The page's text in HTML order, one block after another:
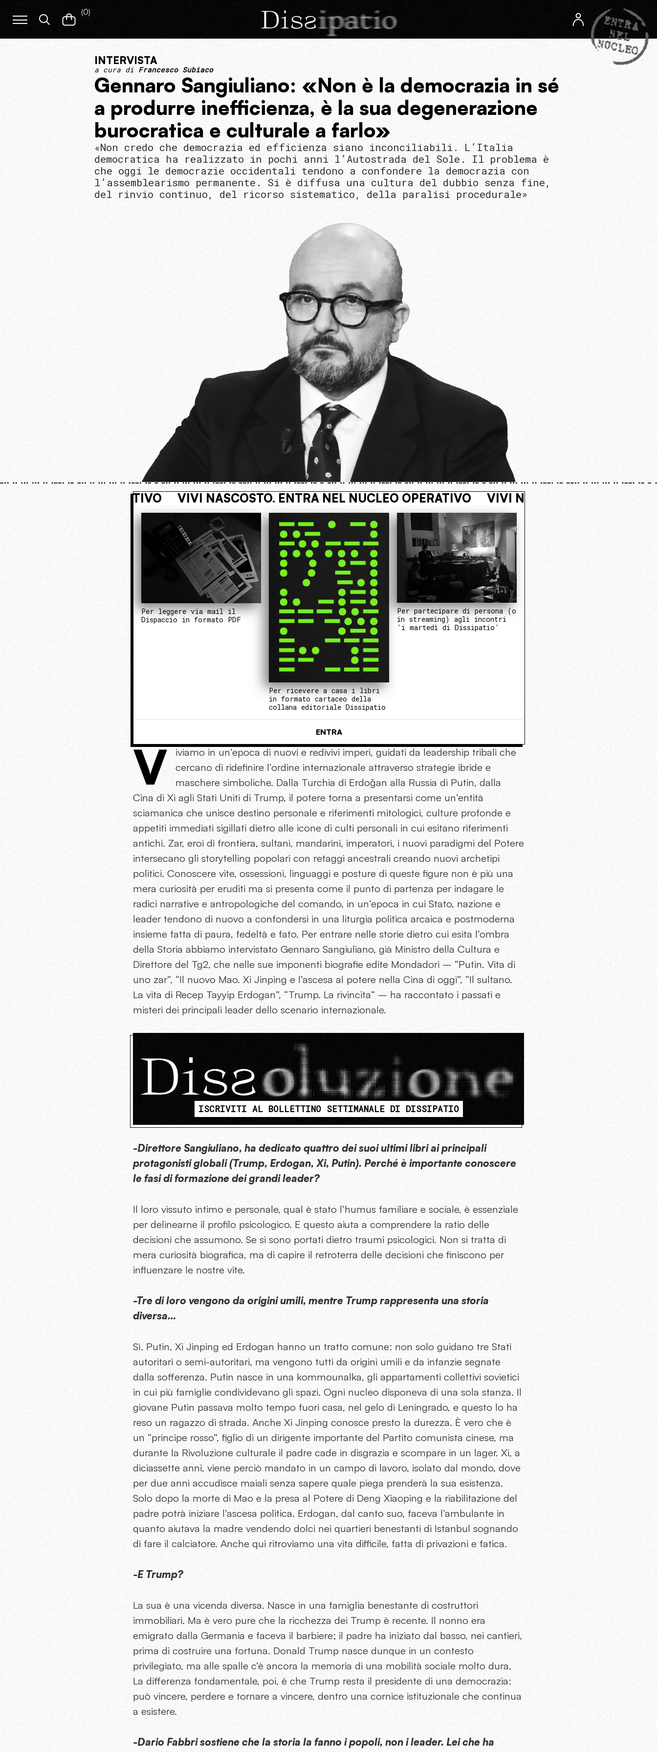
(0)
INTERVISTA
a cura di Francesco Subiaco
Gennaro Sangiuliano: «Non è la democrazia in sé
a produrre inefficienza, è la sua degenerazione
burocratica e culturale a farlo»
«Non credo che democrazia ed efficienza siano inconciliabili. L’Italia
democratica ha realizzato in pochi anni l’Autostrada del Sole. Il problema è
che oggi le democrazie occidentali tendono a confondere la democrazia con
l’assemblearismo permanente. Si è diffusa una cultura del dubbio senza fine,
del rinvio continuo, del ricorso sistematico, della paralisi procedurale»
ENTRA NEL NUCLEO OPERATIVO VIVI NASCOSTO. ENTRA NEL NUCLEO OPERATIVO
Per leggere via mail il
Dispaccio in formato PDF
Per ricevere a casa i libri
in formato cartaceo della
collana editoriale Dissipatio
Per partecipare di persona (o
in streaming) agli incontri
'i martedì di Dissipatio'
ENTRA
V
iviamo in un’epoca di nuovi e redivivi imperi, guidati da leadership tribali che
cercano di ridefinire l’ordine internazionale attraverso strategie ibride e
maschere simboliche. Dalla Turchia di Erdoğan alla Russia di Putin, dalla
Cina di Xi agli Stati Uniti di Trump, il potere torna a presentarsi come un’entità
sciamanica che unisce destino personale e riferimenti mitologici, culture profonde e
appetiti immediati sigillati dietro alle icone di culti personali in cui esitano riferimenti
antichi. Zar, eroi di frontiera, sultani, mandarini, imperatori, i nuovi paradigmi del Potere
intersecano gli storytelling popolari con retaggi ancestrali creando nuovi archetipi
politici. Conoscere vite, ossessioni, linguaggi e posture di queste figure non è più una
mera curiosità per eruditi ma si presenta come il punto di partenza per indagare le
radici narrative e antropologiche del comando, in un’epoca in cui Stato, nazione e
leader tendono di nuovo a confondersi in una liturgia politica arcaica e postmoderna
insieme fatta di paura, fedeltà e fato. Per entrare nelle storie dietro cui esita l’ombra
della Storia abbiamo intervistato Gennaro Sangiuliano, già Ministro della Cultura e
Direttore del Tg2, che nelle sue imponenti biografie edite Mondadori – “Putin. Vita di
uno zar”, “Il nuovo Mao. Xi Jinping e l’ascesa al potere nella Cina di oggi”, “Il sultano.
La vita di Recep Tayyip Erdogan”, “Trump. La rivincita” – ha raccontato i passati e
misteri dei principali leader dello scenario internazionale.
ISCRIVITI AL BOLLETTINO SETTIMANALE DI DISSIPATIO
-Direttore Sangiuliano, ha dedicato quattro dei suoi ultimi libri ai principali
protagonisti globali (Trump, Erdogan, Xi, Putin). Perché è importante conoscere
le fasi di formazione dei grandi leader?
Il loro vissuto intimo e personale, qual è stato l’humus familiare e sociale, è essenziale
per delinearne il profilo psicologico. E questo aiuta a comprendere la ratio delle
decisioni che assumono. Se si sono portati dietro traumi psicologici. Non si tratta di
mera curiosità biografica, ma di capire il retroterra delle decisioni che finiscono per
influenzare le nostre vite.
-Tre di loro vengono da origini umili, mentre Trump rappresenta una storia
diversa…
Sì. Putin, Xi Jinping ed Erdogan hanno un tratto comune: non solo guidano tre Stati
autoritari o semi-autoritari, ma vengono tutti da origini umili e da infanzie segnate
dalla sofferenza. Putin nasce in una kommounalka, gli appartamenti collettivi sovietici
in cui più famiglie condividevano gli spazi. Ogni nucleo disponeva di una sola stanza. Il
giovane Putin passava molto tempo fuori casa, nel gelo di Leningrado, e questo lo ha
reso un ragazzo di strada. Anche Xi Jinping conosce presto la durezza. È vero che è
un “principe rosso”, figlio di un dirigente importante del Partito comunista cinese, ma
durante la Rivoluzione culturale il padre cade in disgrazia e scompare in un lager. Xi, a
diciassette anni, viene perciò mandato in un campo di lavoro, isolato dal mondo, dove
per due anni accudisce maiali senza sapere quale piega prenderà la sua esistenza.
Solo dopo la morte di Mao e la presa al Potere di Deng Xiaoping e la riabilitazione del
padre potrà iniziare l’ascesa politica. Erdogan, dal canto suo, faceva l’ambulante in
quanto aiutava la madre vendendo dolci nei quartieri benestanti di Istanbul sognando
di fare il calciatore. Anche qui ritroviamo una vita difficile, fatta di privazioni e fatica.
-E Trump?
La sua è una vicenda diversa. Nasce in una famiglia benestante di costruttori
immobiliari. Ma è vero pure che la ricchezza dei Trump è recente. Il nonno era
emigrato dalla Germania e faceva il barbiere; il padre ha iniziato dal basso, nei cantieri,
prima di costruire una fortuna. Donald Trump nasce dunque in un contesto
privilegiato, ma alle spalle c’è ancora la memoria di una mobilità sociale molto dura.
La differenza fondamentale, poi, è che Trump resta il presidente di una democrazia:
può vincere, perdere e tornare a vincere, dentro una cornice istituzionale che continua
a esistere.
-Dario Fabbri sostiene che la storia la fanno i popoli, non i leader. Lei che ha